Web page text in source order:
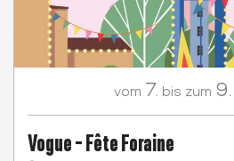
vom 7. bis zum 9.
Vogue - Fête Foraine